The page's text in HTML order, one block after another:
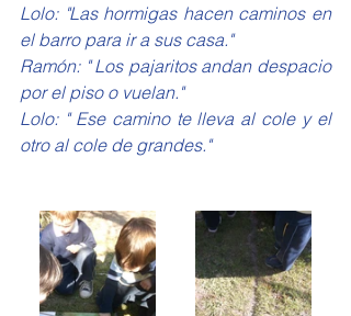
Lolo: "Las hormigas hacen caminos en
el barro para ir a sus casa."
Ramón: " Los pajaritos andan despacio
por el piso o vuelan."
Lolo: " Ese camino te lleva al cole y el
otro al cole de grandes."